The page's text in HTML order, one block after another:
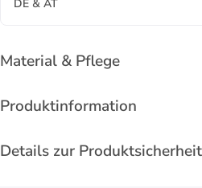
DE & AT
Material & Pflege
Produktinformation
Details zur Produktsicherheit